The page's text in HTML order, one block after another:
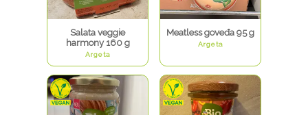
Salata veggie
harmony 160 g
Argeta
Meatless goveđa 95 g
Argeta